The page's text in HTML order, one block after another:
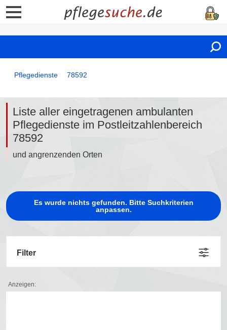
Pflegedienste 78592
Liste aller eingetragenen ambulanten
Pflegedienste im Postleitzahlenbereich
78592
und angrenzenden Orten
Es wurde nichts gefunden. Bitte Suchkriterien
anpassen.
Filter
Anzeigen: